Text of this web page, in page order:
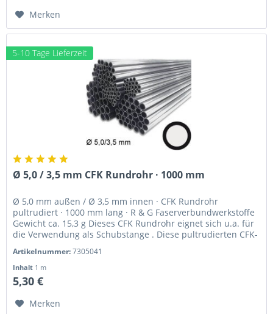
Merken
5-10 Tage Lieferzeit
Ø 5,0 / 3,5 mm CFK Rundrohr · 1000 mm
Ø 5,0 mm außen / Ø 3,5 mm innen · CFK Rundrohr
pultrudiert · 1000 mm lang · R & G Faserverbundwerkstoffe
Gewicht ca. 15,3 g Dieses CFK Rundrohr eignet sich u.a. für
die Verwendung als Schubstange . Diese pultrudierten CFK-
Artikelnummer:7305041
Inhalt 1 m
5,30 €
Merken